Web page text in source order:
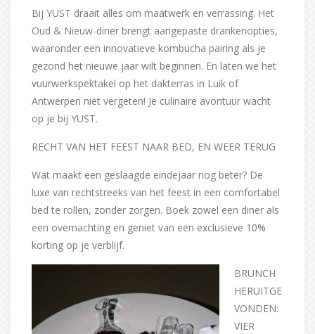
Bij YUST draait alles om maatwerk en verrassing. Het
Oud & Nieuw-diner brengt aangepaste drankenopties,
waaronder een innovatieve kombucha pairing als je
gezond het nieuwe jaar wilt beginnen. En laten we het
vuurwerkspektakel op het dakterras in Luik of
Antwerpen niet vergeten! Je culinaire avontuur wacht
op je bij YUST.
RECHT VAN HET FEEST NAAR BED, EN WEER TERUG
Wat maakt een geslaagde eindejaar nog beter? De
luxe van rechtstreeks van het feest in een comfortabel
bed te rollen, zonder zorgen. Boek zowel een diner als
een overnachting en geniet van een exclusieve 10%
korting op je verblijf.
BRUNCH
HERUITGE
VONDEN:
VIER